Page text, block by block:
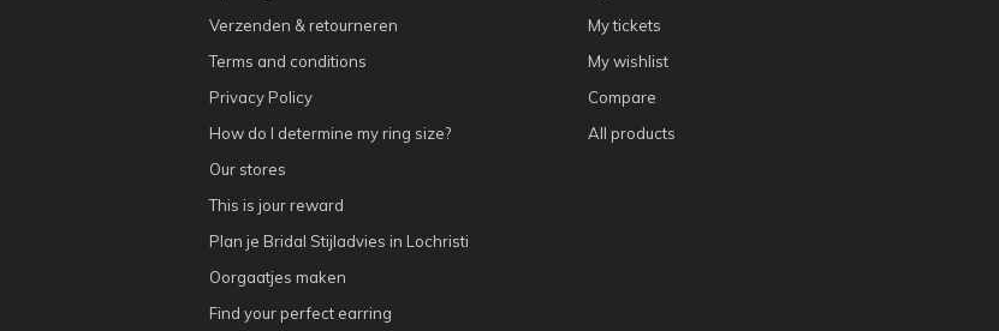
Verzenden & retourneren
Terms and conditions
Privacy Policy
How do I determine my ring size?
Our stores
This is jour reward
Plan je Bridal Stijladvies in Lochristi
Oorgaatjes maken
Find your perfect earring
My tickets
My wishlist
Compare
All products